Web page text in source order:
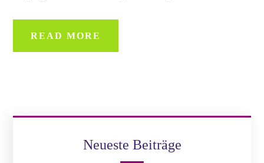
READ MORE
Neueste Beiträge